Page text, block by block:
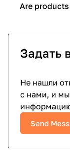
Are
Задать
Не нашли
с нами, и
Send